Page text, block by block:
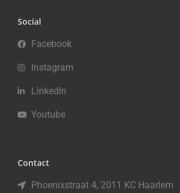
Social
Facebook
Instagram
LinkedIn
Youtube
Contact
Phoenixstraat 4, 2011 KC Haarlem